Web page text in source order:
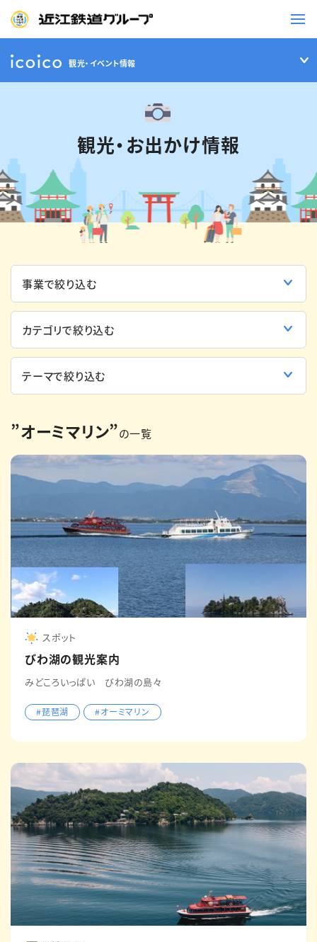
鉄道
観光・イベント情報
ニュースリリース
企業情報
English 簡体中文 繁体中文 한국어
観光・イベント情報
観光・お出かけ情報
”オーミマリン”の一覧
スポット
びわ湖の観光案内
みどころいっぱい びわ湖の島々
#琵琶湖 #オーミマリン